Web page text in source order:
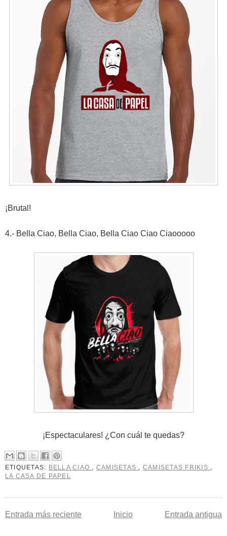
¡Brutal!
4.- Bella Ciao, Bella Ciao, Bella Ciao Ciao Ciaooooo
¡Espectaculares! ¿Con cuál te quedas?
ETIQUETAS: BELLA CIAO CAMISETAS CAMISETAS FRIKIS
LA CASA DE PAPEL
Entrada más reciente Entrada antigua
Inicio